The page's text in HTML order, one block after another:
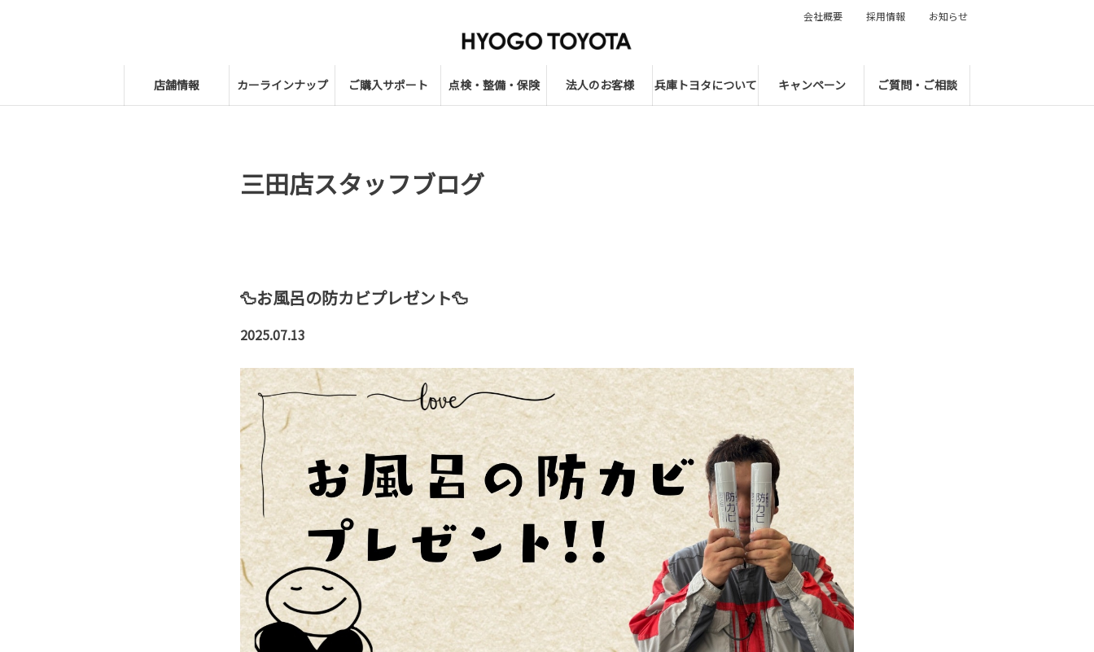
店舗情報 カーラインナップ ご購入サポート 点検・整備・保険 法人のお客様 兵庫トヨタについて キャンペーン ご質問・ご相談
会社概要 採用情報 お知らせ
三田店スタッフブログ
🦆お風呂の防カビプレゼント🦆
2025.07.13